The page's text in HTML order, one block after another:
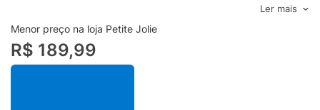
delicado, mas nada básico, que funciona tanto em produções
casuais quanto em looks mais arrumados.Ideal para quem
busca um tamanco feminino fashion, confortável e fácil de usar,
com aquele ar cool que faz diferença no look.
Ler mais
Menor preço na loja Petite Jolie
R$ 189,99